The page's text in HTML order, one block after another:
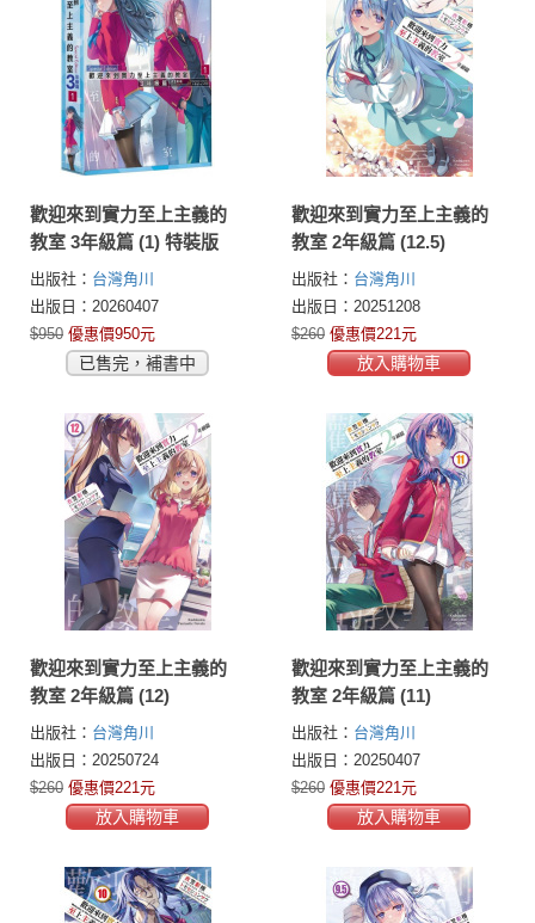
歡迎來到實力至上主義的
教室 3年級篇 (1) 特裝版
出版社： 台灣角川
出版日：20260407
$950 優惠價950元
已售完，補書中
歡迎來到實力至上主義的
教室 2年級篇 (12.5)
出版社： 台灣角川
出版日：20251208
$260 優惠價221元
放入購物車
歡迎來到實力至上主義的
教室 2年級篇 (12)
出版社： 台灣角川
出版日：20250724
$260 優惠價221元
放入購物車
歡迎來到實力至上主義的
教室 2年級篇 (11)
出版社： 台灣角川
出版日：20250407
$260 優惠價221元
放入購物車